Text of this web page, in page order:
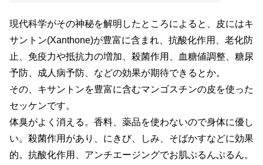
現代科学がその神秘を解明したところによると、皮にはキ
サントン(Xanthone)が豊富に含まれ、抗酸化作用、老化防
止、免疫力や抵抗力の増加、殺菌作用、血糖値調整、糖尿
予防、成人病予防、などの効果が期待できるとか。
その、キサントンを豊富に含むマンゴスチンの皮を使った
セッケンです。
体臭がよく消える。香料、薬品を使わないので身体に優し
い。殺菌作用があり、にきび、しみ、そばかすなどに効果
的。抗酸化作用、アンチエージングでお肌ぷるんぷるん。